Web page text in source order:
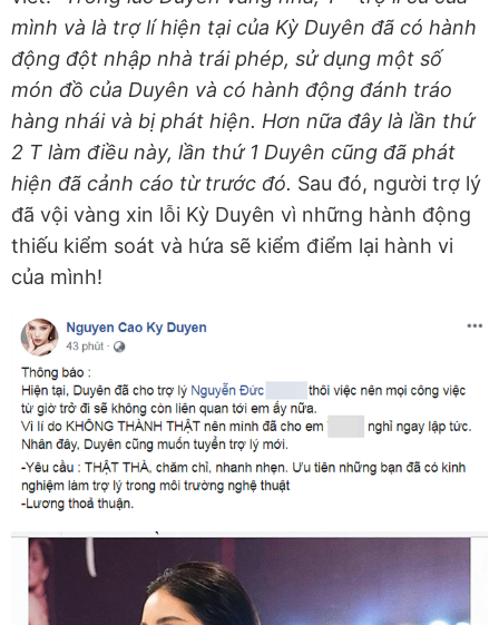
mình và là trợ lí hiện tại của Kỳ Duyên đã có hành
động đột nhập nhà trái phép, sử dụng một số
món đồ của Duyên và có hành động đánh tráo
hàng nhái và bị phát hiện. Hơn nữa đây là lần thứ
2 T làm điều này, lần thứ 1 Duyên cũng đã phát
hiện đã cảnh cáo từ trước đó. Sau đó, người trợ lý
đã vội vàng xin lỗi Kỳ Duyên vì những hành động
thiếu kiểm soát và hứa sẽ kiểm điểm lại hành vi
của mình!